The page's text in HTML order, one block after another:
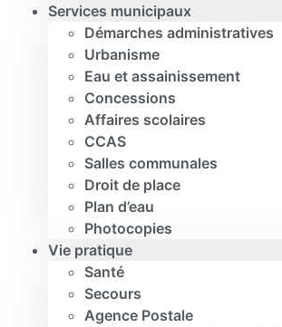
Services municipaux
Démarches administratives
Urbanisme
Eau et assainissement
Concessions
Affaires scolaires
CCAS
Salles communales
Droit de place
Plan d’eau
Photocopies
Vie pratique
Santé
Secours
Agence Postale